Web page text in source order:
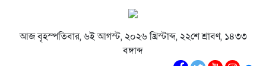
আজ বৃহস্পতিবার, ৬ই আগস্ট, ২০২৬ খ্রিস্টাব্দ, ২২শে শ্রাবণ, ১৪৩৩
বঙ্গাব্দ